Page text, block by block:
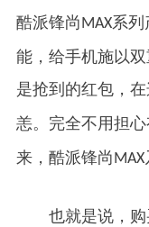
酷派锋尚MAX系列
能，给手机施以
是抢到的红包，
恙。完全不用担心
来，酷派锋尚MAX
也就是说，